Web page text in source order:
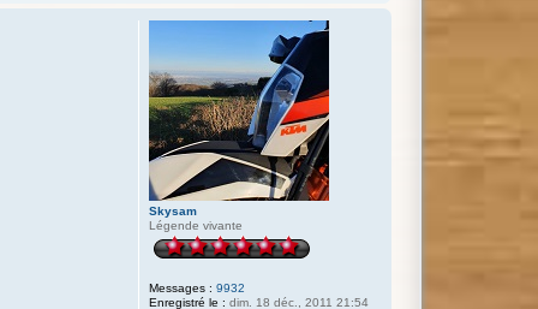
Skysam
Légende vivante
Messages : 9932
Enregistré le : dim. 18 déc., 2011 21:54